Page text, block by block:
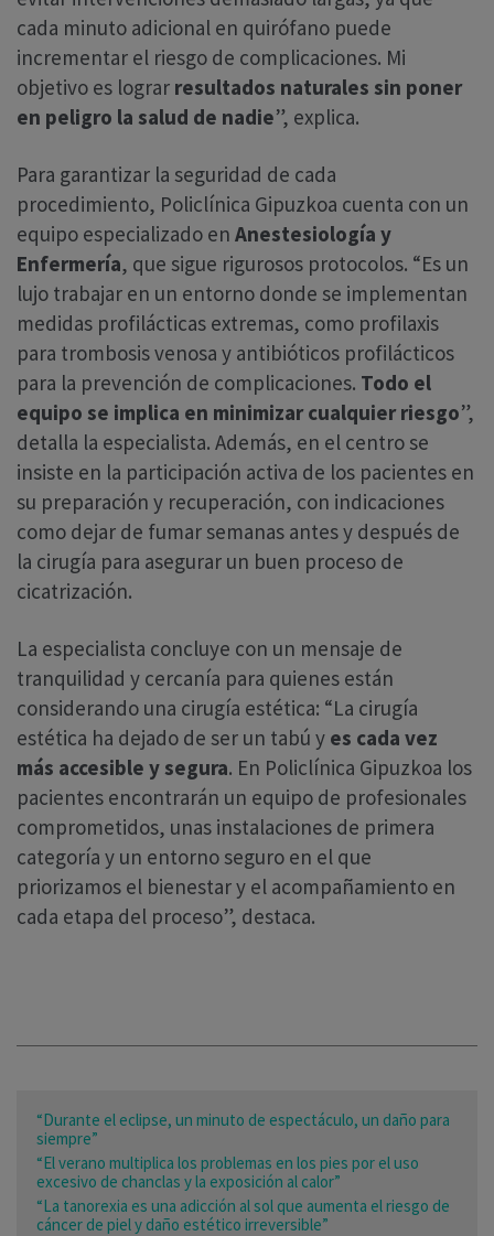
cada minuto adicional en quirófano puede
incrementar el riesgo de complicaciones. Mi
objetivo es lograr resultados naturales sin poner
en peligro la salud de nadie”, explica.
Para garantizar la seguridad de cada
procedimiento, Policlínica Gipuzkoa cuenta con un
equipo especializado en Anestesiología y
Enfermería, que sigue rigurosos protocolos. “Es un
lujo trabajar en un entorno donde se implementan
medidas profilácticas extremas, como profilaxis
para trombosis venosa y antibióticos profilácticos
para la prevención de complicaciones. Todo el
equipo se implica en minimizar cualquier riesgo”,
detalla la especialista. Además, en el centro se
insiste en la participación activa de los pacientes en
su preparación y recuperación, con indicaciones
como dejar de fumar semanas antes y después de
la cirugía para asegurar un buen proceso de
cicatrización.
La especialista concluye con un mensaje de
tranquilidad y cercanía para quienes están
considerando una cirugía estética: “La cirugía
estética ha dejado de ser un tabú y es cada vez
más accesible y segura. En Policlínica Gipuzkoa los
pacientes encontrarán un equipo de profesionales
comprometidos, unas instalaciones de primera
categoría y un entorno seguro en el que
priorizamos el bienestar y el acompañamiento en
cada etapa del proceso”, destaca.
“Durante el eclipse, un minuto de espectáculo, un daño para
siempre”
“El verano multiplica los problemas en los pies por el uso
excesivo de chanclas y la exposición al calor”
“La tanorexia es una adicción al sol que aumenta el riesgo de
cáncer de piel y daño estético irreversible”